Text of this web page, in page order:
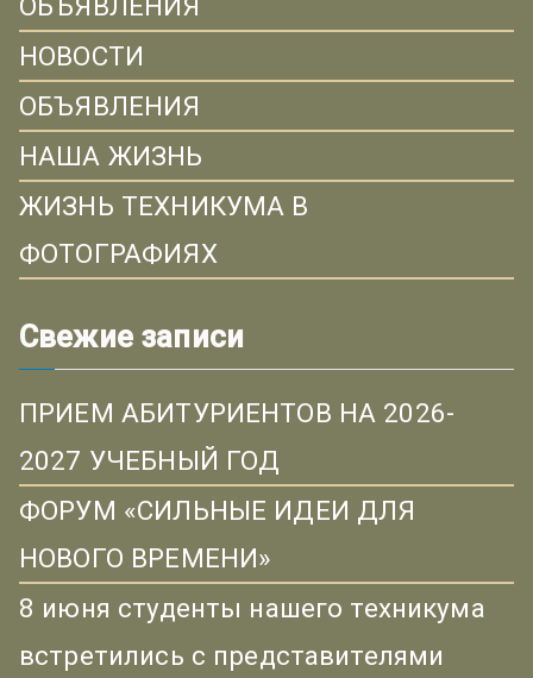
НОВОСТИ
ОБЪЯВЛЕНИЯ
НАША ЖИЗНЬ
ЖИЗНЬ ТЕХНИКУМА В
ФОТОГРАФИЯХ
Свежие записи
ПРИЕМ АБИТУРИЕНТОВ НА 2026-
2027 УЧЕБНЫЙ ГОД
ФОРУМ «СИЛЬНЫЕ ИДЕИ ДЛЯ
НОВОГО ВРЕМЕНИ»
8 июня студенты нашего техникума
встретились с представителями